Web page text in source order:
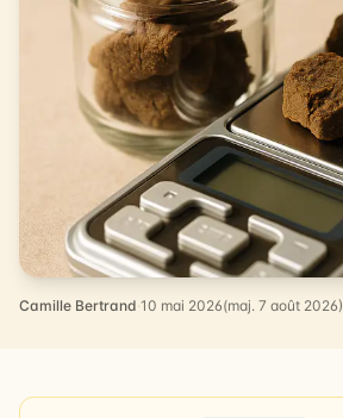
Camille Bertrand·10 mai 2026(maj. 7 août 2026)